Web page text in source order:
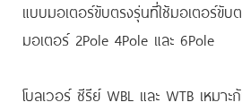
แบบมอเตอร์ขับตรงรุ่นที่ใช้มอเตอร์ขับ
มอเตอร์ 2Pole 4Pole และ 6Pole
โบลเวอร์ ซีรีย์ WBL และ WTB เหมา